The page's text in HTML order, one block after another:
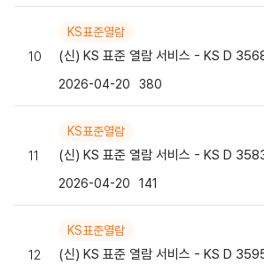
10
KS표준열람
2026-04-20 380
11
KS표준열람
2026-04-20 141
12
KS표준열람